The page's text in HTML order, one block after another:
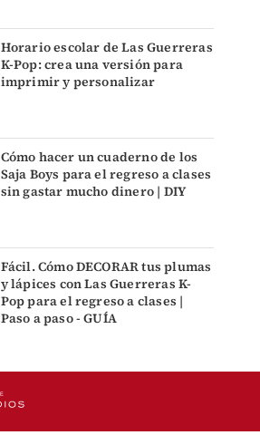
Horario escolar de Las Guerreras
K-Pop: crea una versión para
imprimir y personalizar
Cómo hacer un cuaderno de los
Saja Boys para el regreso a clases
sin gastar mucho dinero | DIY
Fácil. Cómo DECORAR tus plumas
y lápices con Las Guerreras K-
Pop para el regreso a clases |
Paso a paso - GUÍA